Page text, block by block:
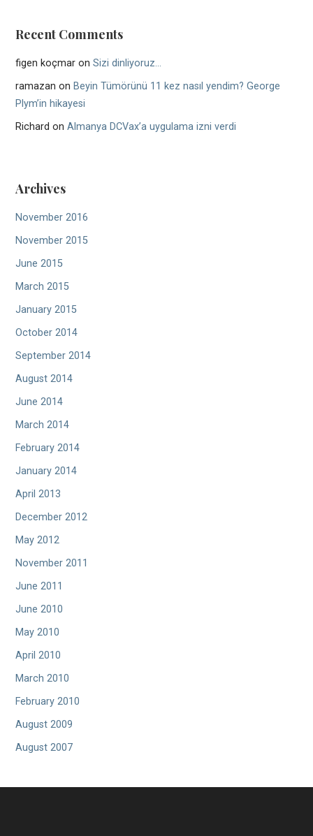
Recent Comments
figen koçmar onSizi dinliyoruz…
ramazan on Beyin Tümörünü 11 kez nasıl yendim? George
Plym’in hikayesi
Richard onAlmanya DCVax’a uygulama izni verdi
Archives
November 2016
November 2015
June 2015
March 2015
January 2015
October 2014
September 2014
August 2014
June 2014
March 2014
February 2014
January 2014
April 2013
December 2012
May 2012
November 2011
June 2011
June 2010
May 2010
April 2010
March 2010
February 2010
August 2009
August 2007